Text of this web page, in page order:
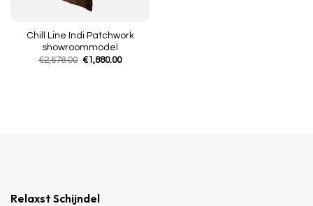
Chill Line Indi Patchwork
showroommodel
€2,678.00 Oorspronkelijke
€1,880.00Huidige
Relaxst Schijndel